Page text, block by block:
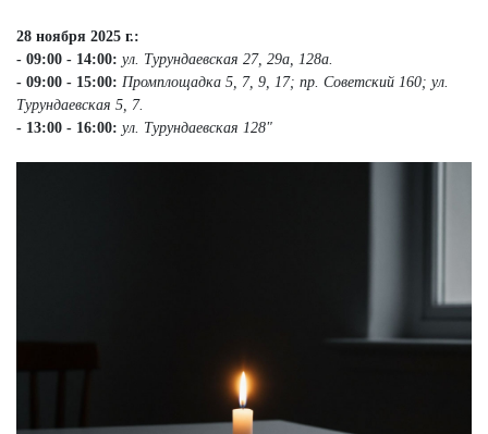
28 ноября 2025 г.:
- 09:00 - 14:00: ул. Турундаевская 27, 29а, 128а.
- 09:00 - 15:00: Промплощадка 5, 7, 9, 17; пр. Советский 160; ул.
Турундаевская 5, 7.
- 13:00 - 16:00: ул. Турундаевская 128"